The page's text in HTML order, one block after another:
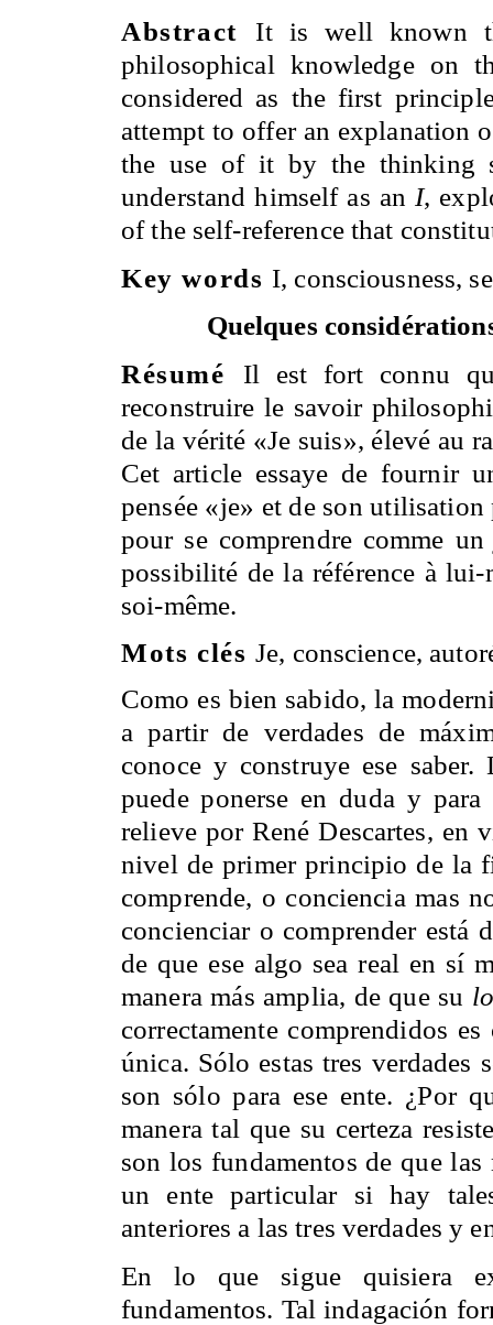
Abstract It is well known
philosophical knowledge on
considered as the first
attempt to offer an explanation
the use of it by the thinking
understand himself as an I,
of the self-reference that
Key words I, consciousness,
Quelques
Résumé Il est fort connu
reconstruire le savoir
de la vérité «Je suis», élevé au
Cet article essaye de fournir
pensée «je» et de son utilisation
pour se comprendre comme
possibilité de la référence à
soi-même.
Mots clés Je, conscience,
Como es bien sabido, la
a partir de verdades de
conoce y construye ese saber.
puede ponerse en duda y
relieve por René Descartes, en
nivel de primer principio de la
comprende, o conciencia mas
concienciar o comprender está
de que ese algo sea real en sí
manera más amplia, de que su
correctamente comprendidos
única. Sólo estas tres verdades
son sólo para ese ente. ¿Por
manera tal que su certeza
son los fundamentos de que las
un ente particular si hay
anteriores a las tres verdades y
En lo que sigue quisiera
fundamentos. Tal indagación